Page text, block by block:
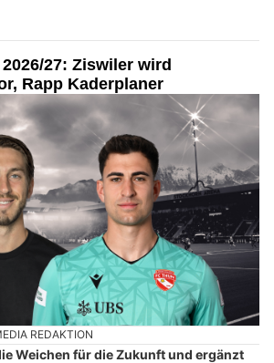
27: Ziswiler wird
Rapp Kaderplaner
REDAKTION
Weichen für die Zukunft und ergänzt